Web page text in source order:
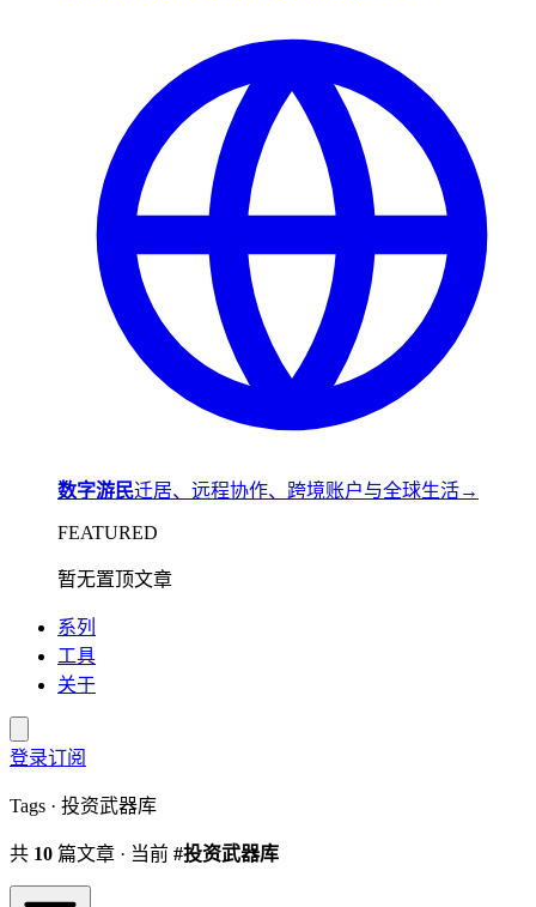
数字游民迁居、远程协作、跨境账户与全球生活→
FEATURED
暂无置顶文章
系列
工具
关于
登录订阅
Tags · 投资武器库
共 10 篇文章 · 当前 #投资武器库